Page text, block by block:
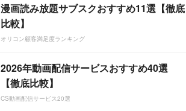
漫画読み放題サブスクおすすめ11選【徹底
比較】
オリコン顧客満足度ランキング
2026年動画配信サービスおすすめ40選
【徹底比較】
CS動画配信サービス20選